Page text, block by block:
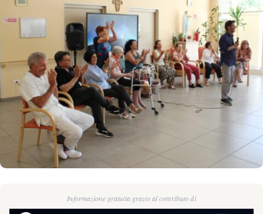
Informazione gratuita grazie al contributo di